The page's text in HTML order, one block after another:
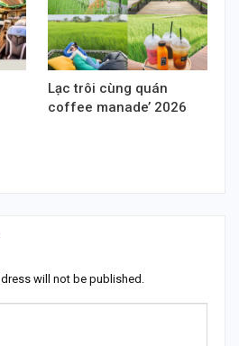
Lạc trôi cùng quán
coffee manade’ 2026
will not be published.